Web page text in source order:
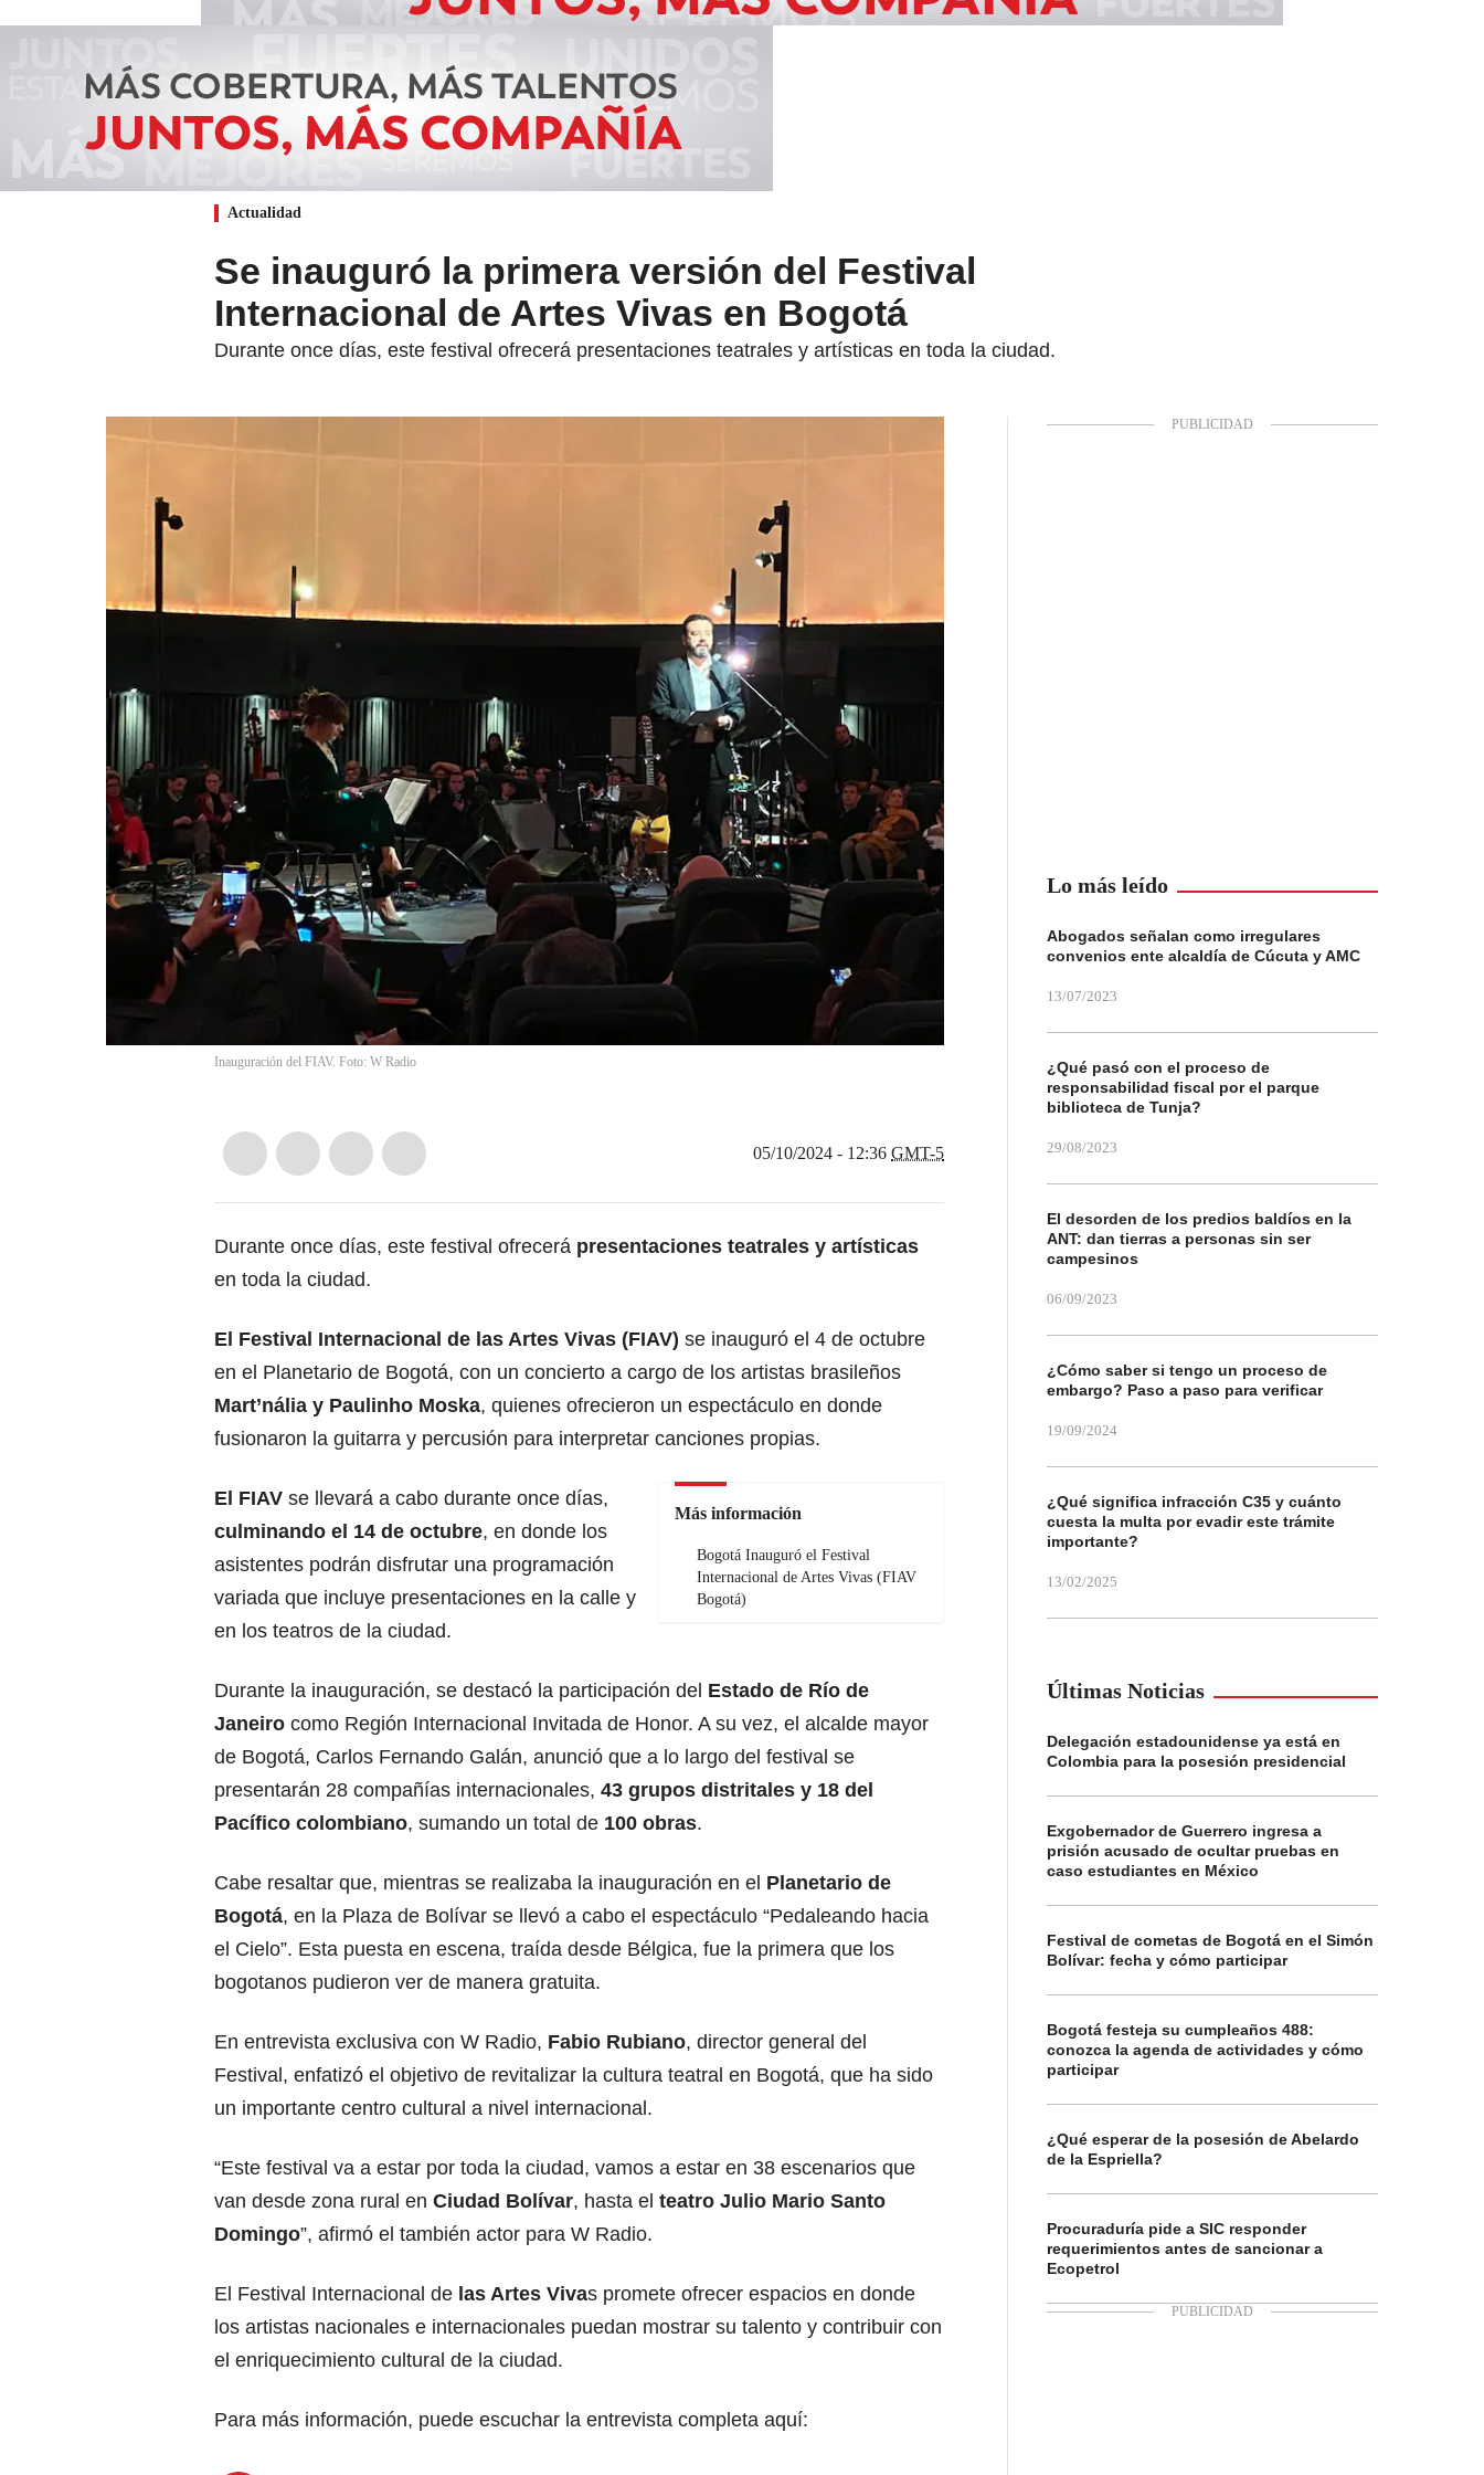
Actualidad
Se inauguró la primera versión del Festival
Internacional de Artes Vivas en Bogotá
Durante once días, este festival ofrecerá presentaciones teatrales y artísticas en toda la ciudad.
Inauguración del FIAV. Foto: W Radio
05/10/2024 - 12:36 GMT-5
Durante once días, este festival ofrecerá presentaciones teatrales y artísticas
en toda la ciudad.
El Festival Internacional de las Artes Vivas (FIAV) se inauguró el 4 de octubre
en el Planetario de Bogotá, con un concierto a cargo de los artistas brasileños
Mart’nália y Paulinho Moska, quienes ofrecieron un espectáculo en donde
fusionaron la guitarra y percusión para interpretar canciones propias.
Más información
Bogotá Inauguró el Festival
Internacional de Artes Vivas (FIAV
Bogotá)
El FIAV se llevará a cabo durante once días,
culminando el 14 de octubre, en donde los
asistentes podrán disfrutar una programación
variada que incluye presentaciones en la calle y
en los teatros de la ciudad.
Durante la inauguración, se destacó la participación del Estado de Río de
Janeiro como Región Internacional Invitada de Honor. A su vez, el alcalde mayor
de Bogotá, Carlos Fernando Galán, anunció que a lo largo del festival se
presentarán 28 compañías internacionales, 43 grupos distritales y 18 del
Pacífico colombiano, sumando un total de 100 obras.
Cabe resaltar que, mientras se realizaba la inauguración en el Planetario de
Bogotá, en la Plaza de Bolívar se llevó a cabo el espectáculo “Pedaleando hacia
el Cielo”. Esta puesta en escena, traída desde Bélgica, fue la primera que los
bogotanos pudieron ver de manera gratuita.
En entrevista exclusiva con W Radio, Fabio Rubiano, director general del
Festival, enfatizó el objetivo de revitalizar la cultura teatral en Bogotá, que ha sido
un importante centro cultural a nivel internacional.
“Este festival va a estar por toda la ciudad, vamos a estar en 38 escenarios que
van desde zona rural en Ciudad Bolívar, hasta el teatro Julio Mario Santo
Domingo”, afirmó el también actor para W Radio.
El Festival Internacional de las Artes Vivas promete ofrecer espacios en donde
los artistas nacionales e internacionales puedan mostrar su talento y contribuir con
el enriquecimiento cultural de la ciudad.
Para más información, puede escuchar la entrevista completa aquí:
Lo más leído
Abogados señalan como irregulares
convenios ente alcaldía de Cúcuta y AMC
13/07/2023
¿Qué pasó con el proceso de
responsabilidad fiscal por el parque
biblioteca de Tunja?
29/08/2023
El desorden de los predios baldíos en la
ANT: dan tierras a personas sin ser
campesinos
06/09/2023
¿Cómo saber si tengo un proceso de
embargo? Paso a paso para verificar
19/09/2024
¿Qué significa infracción C35 y cuánto
cuesta la multa por evadir este trámite
importante?
13/02/2025
Últimas Noticias
Delegación estadounidense ya está en
Colombia para la posesión presidencial
Exgobernador de Guerrero ingresa a
prisión acusado de ocultar pruebas en
caso estudiantes en México
Festival de cometas de Bogotá en el Simón
Bolívar: fecha y cómo participar
Bogotá festeja su cumpleaños 488:
conozca la agenda de actividades y cómo
participar
¿Qué esperar de la posesión de Abelardo
de la Espriella?
Procuraduría pide a SIC responder
requerimientos antes de sancionar a
Ecopetrol